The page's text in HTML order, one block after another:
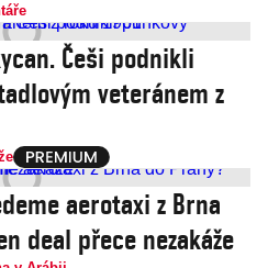
Češi podnikli
veteránem z
aerotaxi z Brna
deal přece nezakáže